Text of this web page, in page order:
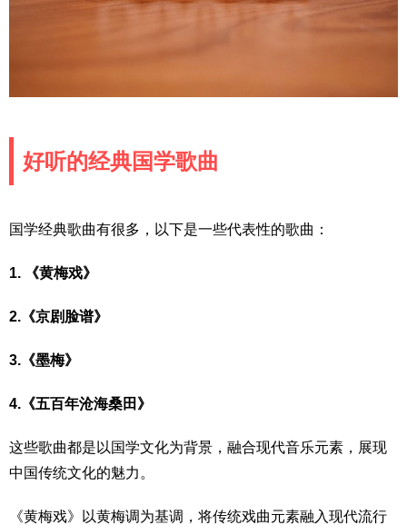
好听的经典国学歌曲
国学经典歌曲有很多，以下是一些代表性的歌曲：
1. 《黄梅戏》
2.《京剧脸谱》
3.《墨梅》
4.《五百年沧海桑田》
这些歌曲都是以国学文化为背景，融合现代音乐元素，展现
中国传统文化的魅力。
《黄梅戏》以黄梅调为基调，将传统戏曲元素融入现代流行